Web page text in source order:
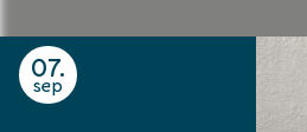
07
sep